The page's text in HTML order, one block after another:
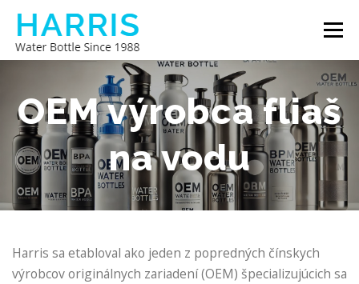
Prejsť
obsah
Menu
HARRIS FĽAŠA NA VODU O NÁS
KONTAKTUJTE NÁS
OEM výrobca fliaš
na vodu
Harris sa etabloval ako jeden z popredných čínskych
výrobcov originálnych zariadení (OEM) špecializujúcich sa